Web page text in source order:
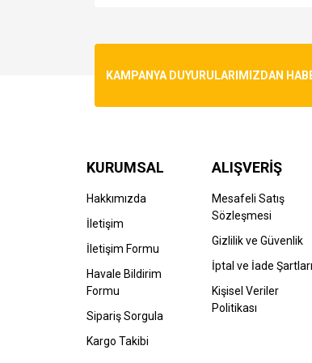
Ürün resmi kalitesiz, bozuk veya
Bu ürüne benzer farklı alternatifler
KAMPANYA DUYURULARIMIZDAN
KURUMSAL
Hakkımızda
İletişim
İletişim Formu
Havale Bildirim
Formu
Sipariş Sorgula
Kargo Takibi
ALIŞVERİŞ
Mesafeli Satış
Sözleşmesi
Gizlilik ve Güvenlik
İptal ve İade Şartları
Kişisel Veriler
Politikası